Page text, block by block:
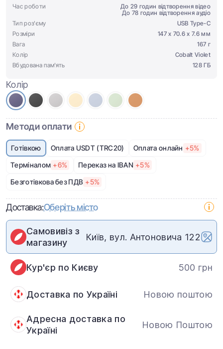
Час роботи
До 29 годин відтворення відео
До 78 годин відтворення аудіо
Тип роз'єму
USB Type-C
Розміри
147 х 70.6 х 7.6 мм
Вага
167 г
Колір
Cobalt Violet
Вбудована пам'ять
128 ГБ
Колір
Методи оплати
Готівкою Оплата USDT (TRC20) Оплата онлайн +5%
Терміналом +6% Переказ на IBAN +5%
Безготівкова без ПДВ +5%
Доставка:Оберіть місто
Самовивіз з
магазину
Київ, вул. Антоновича 122
Кур'єр по Києву 500 грн
Доставка по Україні Новою поштою
Адресна доставка по
Україні
Новою Поштою